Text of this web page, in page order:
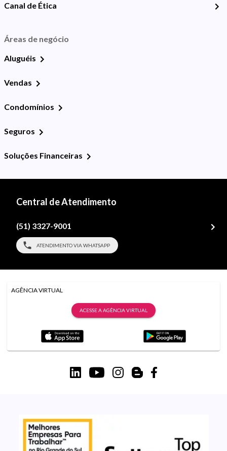
Canal de Ética
Áreas de negócio
Aluguéis
Vendas
Condomínios
Seguros
Soluções Financeiras
Central de Atendimento
(51) 3327-9001
ATENDIMENTO VIA WHATSAPP
AGÊNCIA VIRTUAL
ACESSE A AGÊNCIA VIRTUAL